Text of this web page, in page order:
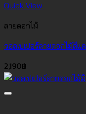
Quick View
ลายดอกไม้
วอลเปเปอร์ลายดอกไม้สี
2,190฿